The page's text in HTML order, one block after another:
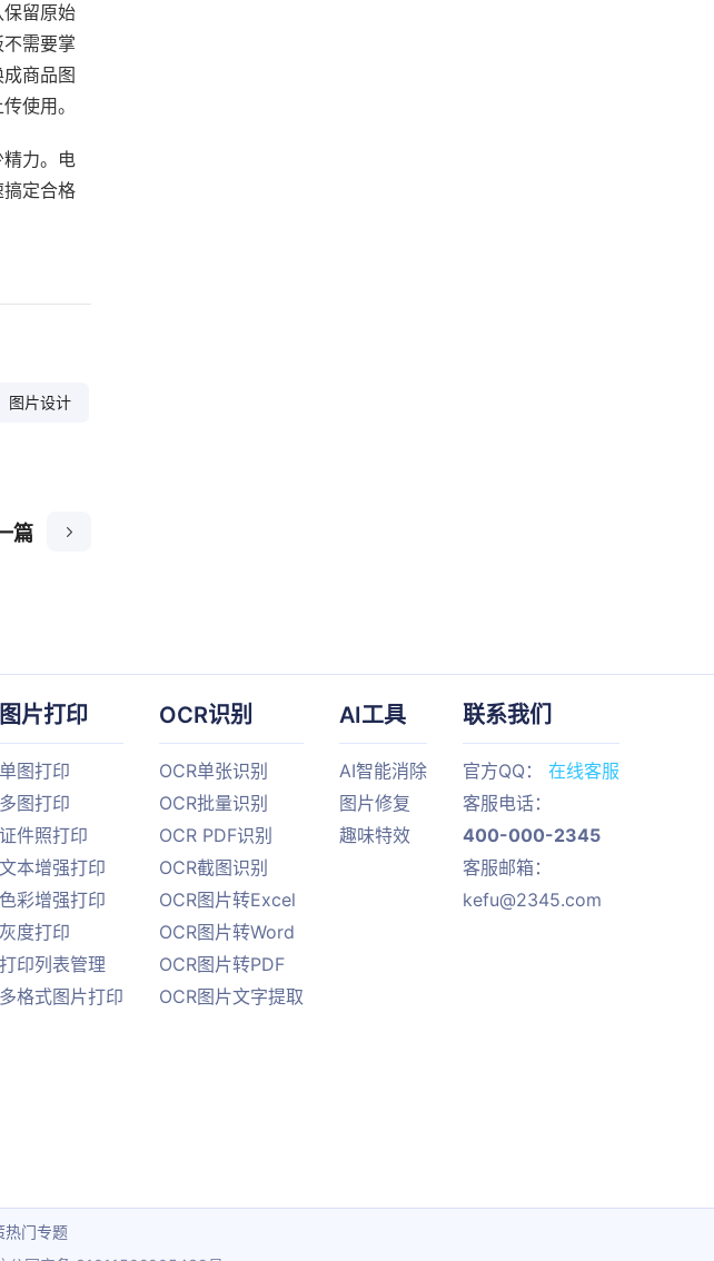
留原始
需要掌
商品图
使用。
力。电
定合格
图片设计
篇
图片打印
单图打印
多图打印
证件照打印
文本增强打印
色彩增强打印
灰度打印
打印列表管理
多格式图片打印
OCR识别
OCR单张识别
OCR批量识别
OCR PDF识别
OCR截图识别
OCR图片转Excel
OCR图片转Word
OCR图片转PDF
OCR图片文字提取
AI工具
AI智能消除
图片修复
趣味特效
联系我们
官方QQ： 在线客服
客服电话：
400-000-2345
客服邮箱：
kefu@2345.com
热门专题